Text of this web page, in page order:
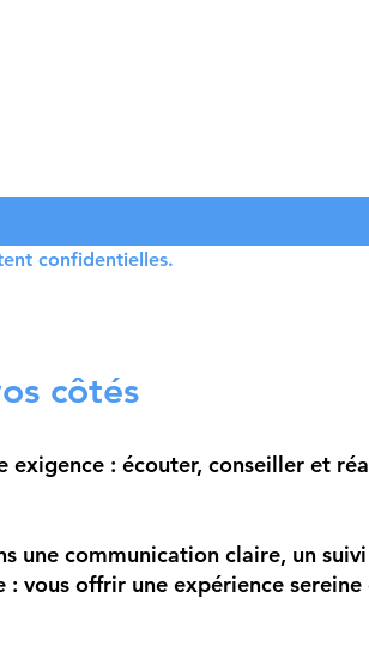
confidentielles.
côtés
exigence : écouter, conseiller et
une communication claire, un suivi
vous offrir une expérience sereine